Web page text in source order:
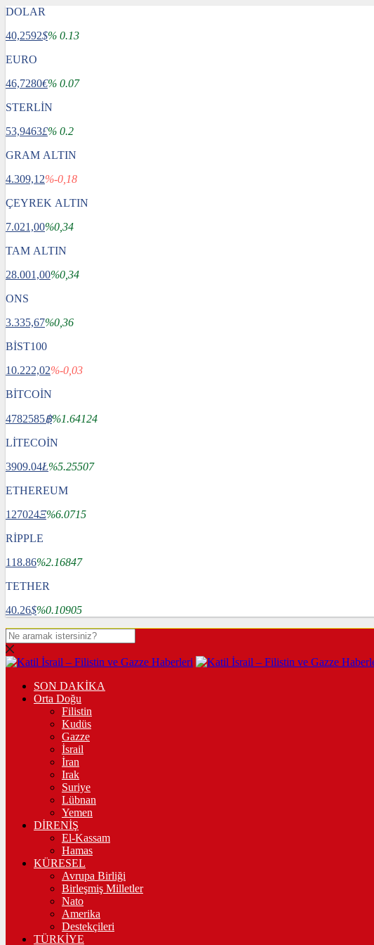
DOLAR
40,2592$% 0.13
EURO
46,7280€% 0.07
STERLİN
53,9463£% 0.2
GRAM ALTIN
4.309,12%-0,18
ÇEYREK ALTIN
7.021,00%0,34
TAM ALTIN
28.001,00%0,34
ONS
3.335,67%0,36
BİST100
10.222,02%-0,03
BİTCOİN
4782585฿%1.64124
LİTECOİN
3909.04Ł%5.25507
ETHEREUM
127024Ξ%6.0715
RİPPLE
118.86%2.16847
TETHER
40.26$%0.10905
SON DAKİKA
Orta Doğu
Filistin
Kudüs
Gazze
İsrail
İran
Irak
Suriye
Lübnan
Yemen
DİRENİŞ
El-Kassam
Hamas
KÜRESEL
Avrupa Birliği
Birleşmiş Milletler
Nato
Amerika
Destekçileri
TÜRKİYE